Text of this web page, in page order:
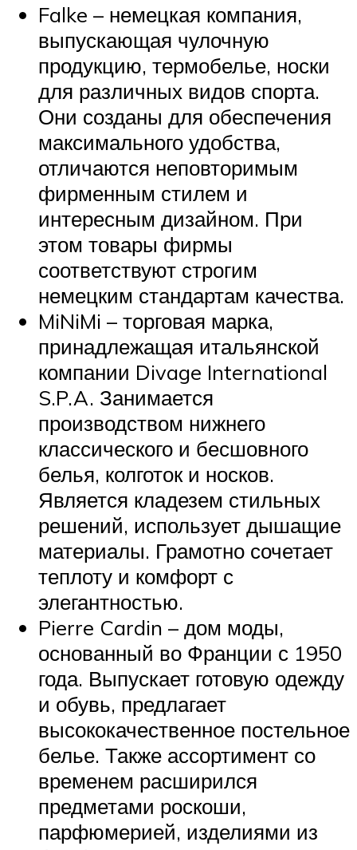
Falke – немецкая компания,
выпускающая чулочную
продукцию, термобелье, носки
для различных видов спорта.
Они созданы для обеспечения
максимального удобства,
отличаются неповторимым
фирменным стилем и
интересным дизайном. При
этом товары фирмы
соответствуют строгим
немецким стандартам качества.
MiNiMi – торговая марка,
принадлежащая итальянской
компании Divage International
S.P.A. Занимается
производством нижнего
классического и бесшовного
белья, колготок и носков.
Является кладезем стильных
решений, использует дышащие
материалы. Грамотно сочетает
теплоту и комфорт с
элегантностью.
Pierre Cardin – дом моды,
основанный во Франции с 1950
года. Выпускает готовую одежду
и обувь, предлагает
высококачественное постельное
белье. Также ассортимент со
временем расширился
предметами роскоши,
парфюмерией, изделиями из